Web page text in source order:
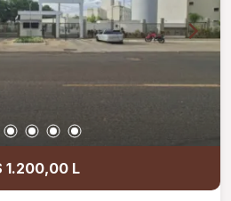
e torneiras gourmet;
Portas automatizadas
e 2,40 metros de altura;
1.200,00 L